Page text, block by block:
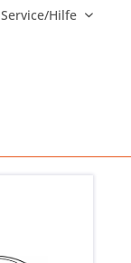
Service/Hilfe